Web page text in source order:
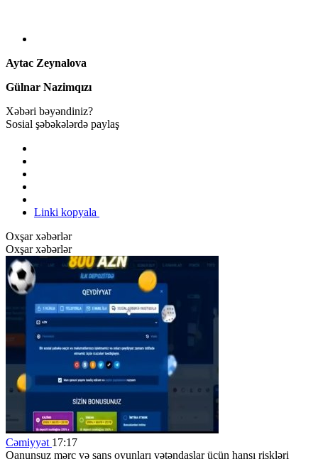
Aytac Zeynalova
Gülnar Nazimqızı
Xəbəri bəyəndiniz?
Sosial şəbəkələrdə paylaş
Linki kopyala
Oxşar xəbərlər
Oxşar xəbərlər
Cəmiyyət 17:17
Qanunsuz mərc və şans oyunları vətəndaşlar üçün hansı riskləri